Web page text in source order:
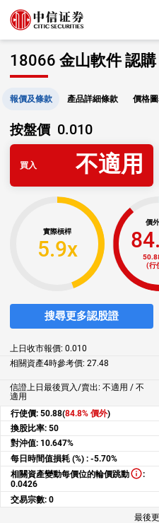
18066 金山軟件 認購
報價及條款 產品詳細條款 價格
按盤價 0.010
買入 不適用
實際槓桿
5.9x
價
(行
搜尋更多認股證
上日收市報價: 0.010
相關資產4時參考價: 27.48
信證上日最後買入/賣出: 不適用 / 不
適用
行使價: 50.88(84.8% 價外)
換股比率: 50
對沖值: 10.647%
每日時間值損耗 (%) : -5.70%
相關資產變動每價位的輪價跳動
:
0.0426
交易宗數: 0
最後